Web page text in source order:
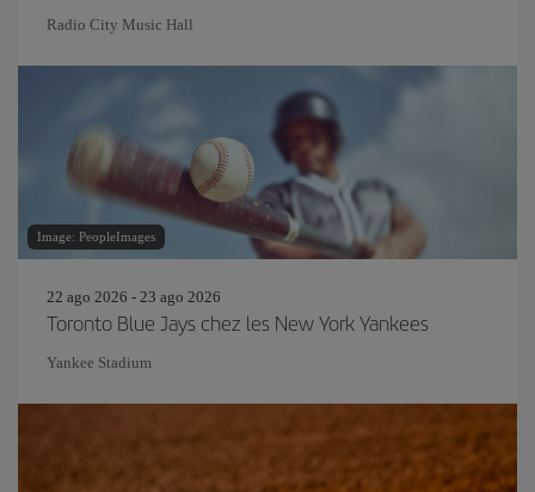
Radio City Music Hall
Image: PeopleImages
22 ago 2026 - 23 ago 2026
Toronto Blue Jays chez les New York Yankees
Yankee Stadium